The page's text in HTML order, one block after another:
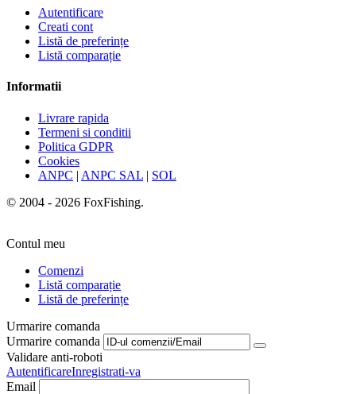
Autentificare
Creati cont
Listă de preferințe
Listă comparație
Informatii
Livrare rapida
Termeni si conditii
Politica GDPR
Cookies
ANPC | ANPC SAL | SOL
© 2004 - 2026 FoxFishing.
Contul meu
Comenzi
Listă comparație
Listă de preferințe
Urmarire comanda
Urmarire comanda
Validare anti-roboti
AutentificareInregistrati-va
Email